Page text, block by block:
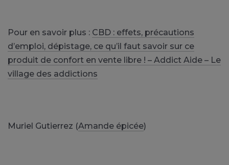
Pour en savoir plus : CBD : effets, précautions
d’emploi, dépistage, ce qu’il faut savoir sur ce
produit de confort en vente libre ! – Addict Aide – Le
village des addictions
Muriel Gutierrez (Amande épicée)